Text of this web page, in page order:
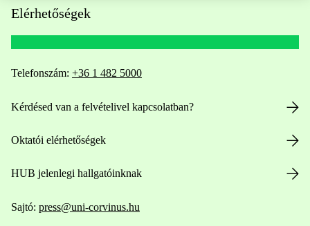
Elérhetőségek
Telefonszám: +36 1 482 5000
Kérdésed van a felvételivel kapcsolatban?
Oktatói elérhetőségek
HUB jelenlegi hallgatóinknak
Sajtó: press@uni-corvinus.hu